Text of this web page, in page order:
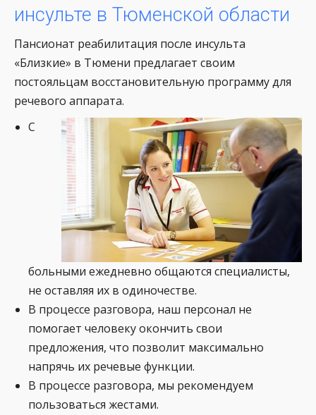
инсульте в Тюменской области
Пансионат реабилитация после инсульта
«Близкие» в Тюмени предлагает своим
постояльцам восстановительную программу для
речевого аппарата.
С
больными ежедневно общаются специалисты,
не оставляя их в одиночестве.
В процессе разговора, наш персонал не
помогает человеку окончить свои
предложения, что позволит максимально
напрячь их речевые функции.
В процессе разговора, мы рекомендуем
пользоваться жестами.